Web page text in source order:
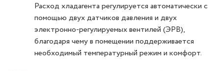
Расход хладагента регулируется автоматически с
помощью двух датчиков давления и двух
электронно-регулируемых вентилей (ЭРВ),
благодаря чему в помещении поддерживается
необходимый температурный режим и комфорт.